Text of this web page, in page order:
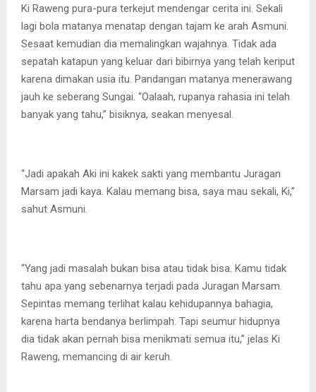
Ki Raweng pura-pura terkejut mendengar cerita ini. Sekali
lagi bola matanya menatap dengan tajam ke arah Asmuni.
Sesaat kemudian dia memalingkan wajahnya. Tidak ada
sepatah katapun yang keluar dari bibirnya yang telah keriput
karena dimakan usia itu. Pandangan matanya menerawang
jauh ke seberang Sungai. “Oalaah, rupanya rahasia ini telah
banyak yang tahu,” bisiknya, seakan menyesal.
“Jadi apakah Aki ini kakek sakti yang membantu Juragan
Marsam jadi kaya. Kalau memang bisa, saya mau sekali, Ki,”
sahut Asmuni.
“Yang jadi masalah bukan bisa atau tidak bisa. Kamu tidak
tahu apa yang sebenarnya terjadi pada Juragan Marsam.
Sepintas memang terlihat kalau kehidupannya bahagia,
karena harta bendanya berlimpah. Tapi seumur hidupnya
dia tidak akan pernah bisa menikmati semua itu,” jelas Ki
Raweng, memancing di air keruh.